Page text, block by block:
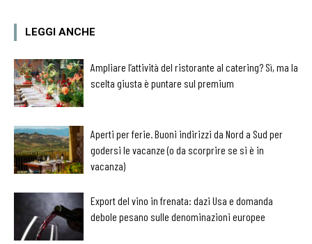
LEGGI ANCHE
Ampliare l’attività del ristorante al catering? Sì, ma la
scelta giusta è puntare sul premium
Aperti per ferie. Buoni indirizzi da Nord a Sud per
godersi le vacanze (o da scorprire se si è in
vacanza)
Export del vino in frenata: dazi Usa e domanda
debole pesano sulle denominazioni europee